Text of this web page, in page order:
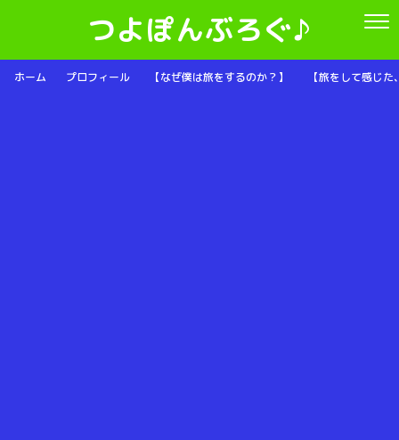
つよぽんぶろぐ♪
ホーム プロフィール 【なぜ僕は旅をするのか？】 【旅をして感じ